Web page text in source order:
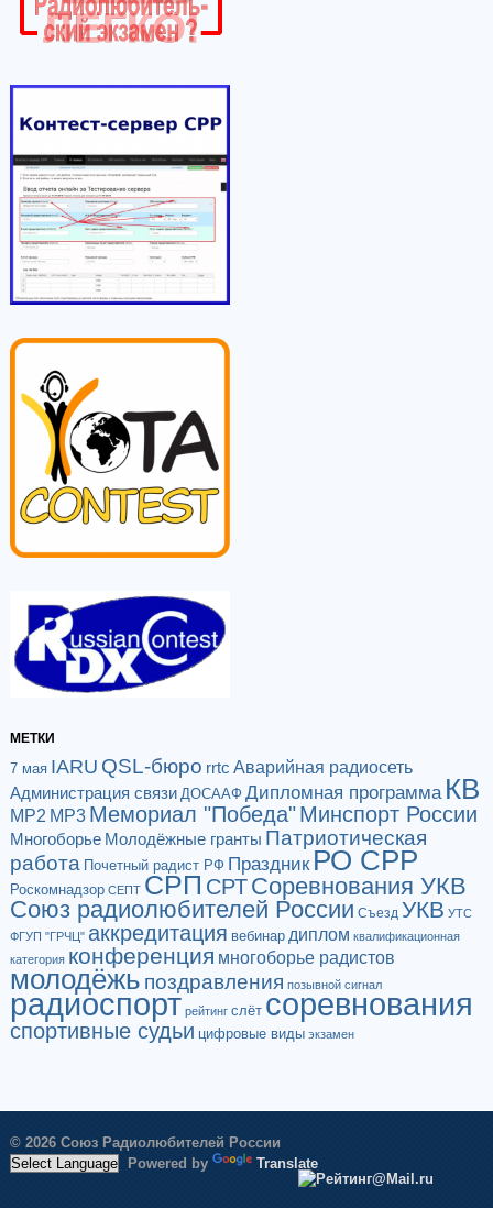
МЕТКИ
7 мая IARU QSL-бюро rrtc Аварийная радиосеть
Администрация связи ДОСААФ Дипломная программа КВ
МР2 МР3 Мемориал "Победа"Минспорт России
Многоборье Молодёжные гранты Патриотическая
работа Почетный радист РФ Праздник РО СРР
Роскомнадзор СЕПТ СРП СРТСоревнования УКВ
Союз радиолюбителей России Съезд УКВ УТС
ФГУП "ГРЧЦ" аккредитация вебинар диплом квалификационная
категория конференция многоборье радистов
молодёжь поздравления позывной сигнал
радиоспорт рейтинг слёт соревнования
спортивные судьи цифровые виды экзамен
© 2026 Союз Радиолюбителей России
Powered by
Translate